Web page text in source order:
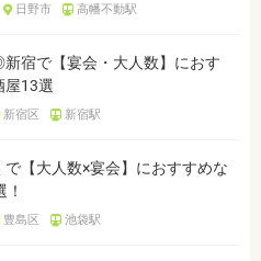
日野市 高幡不動駅
宿で【宴会・大人数】におす
屋13選
新宿区 新宿駅
で【大人数×宴会】におすすめな
豊島区 池袋駅